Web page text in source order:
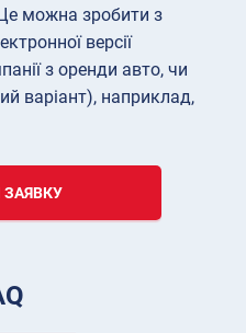
можна зробити з
версії
з оренди авто, чи
варіант), наприклад,